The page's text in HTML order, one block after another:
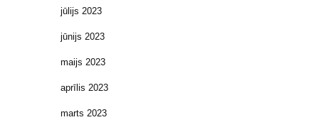
jūlijs 2023
jūnijs 2023
maijs 2023
aprīlis 2023
marts 2023